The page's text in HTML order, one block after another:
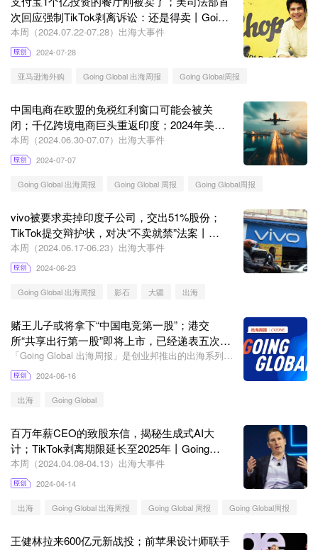
次回应强制TikTok剥离诉讼：还是得卖丨Going
Global
本周（2024.07.22-07.28）出海大事件
2024-07-28
亚马逊海外购 Going Global 出海周报 Going Global周报
中国电商在欧盟的免税红利窗口可能会被关
闭；千亿跨境电商巨头重返印度；2024年美国
电商平台TOP5出炉丨Going Global
本周（2024.06.30-07.07）出海大事件
2024-07-07
Going Global 出海周报 Going Global 周报 Going Global周报
vivo被要求卖掉印度子公司，交出51%股份；
TikTok提交辩护状，对决“不卖就禁”法案丨
Going Global
本周（2024.06.17-06.23）出海大事件
2024-06-23
Going Global 出海周报 影石 大疆 出海
赌王儿子或将拿下“中国电竞第一股”；港交
所“共享出行第一股”即将上市，已经递表五次丨
Going Global
「Going Global 出海周报」是创业邦推出的出海系列栏
目，旨在为出海领域的创业者和投资人精选出海大事
件、海外大公司、投融资消息，本篇为栏目第241篇报
道。
2024-06-16
出海 Going Global
百万年薪CEO的致股东信，揭秘生成式AI大
计；TikTok剥离期限延长至2025年丨Going
Global
本周（2024.04.08-04.13）出海大事件
2024-04-14
出海 Going Global 出海周报 Going Global 周报 Going Global周报
王健林拉来600亿元新战投；前苹果设计师联手